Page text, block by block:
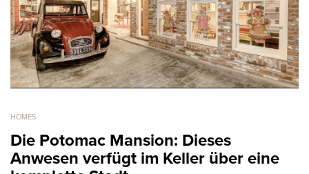
HOMES
Die Potomac Mansion: Dieses
Anwesen verfügt im Keller über eine